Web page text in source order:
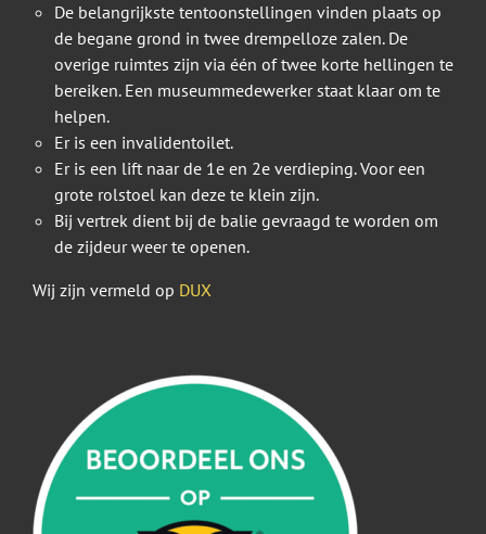
De belangrijkste tentoonstellingen vinden plaats op
de begane grond in twee drempelloze zalen. De
overige ruimtes zijn via één of twee korte hellingen te
bereiken. Een museummedewerker staat klaar om te
helpen.
Er is een invalidentoilet.
Er is een lift naar de 1e en 2e verdieping. Voor een
grote rolstoel kan deze te klein zijn.
Bij vertrek dient bij de balie gevraagd te worden om
de zijdeur weer te openen.
Wij zijn vermeld op DUX